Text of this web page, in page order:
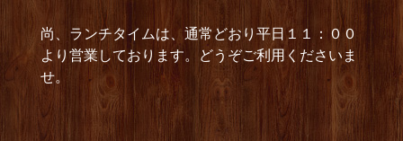
尚、ランチタイムは、通常どおり平日１１：００
より営業しております。どうぞご利用くださいま
せ。